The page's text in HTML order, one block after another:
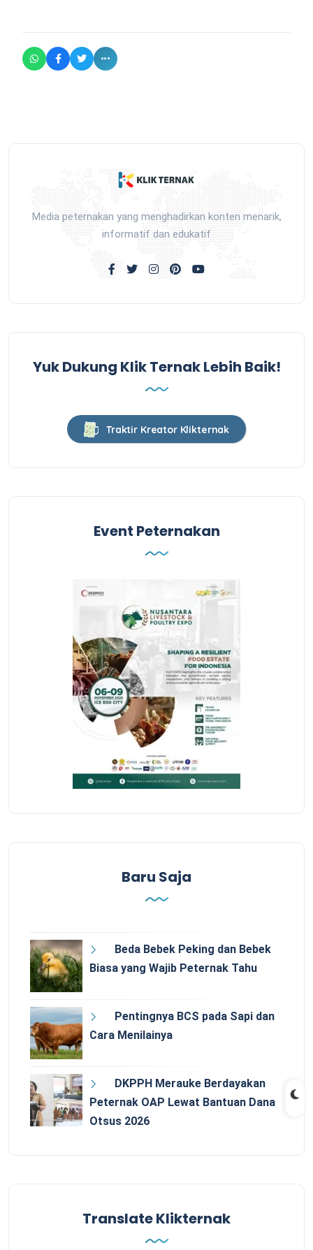
Media peternakan yang menghadirkan konten menarik,
informatif dan edukatif
Yuk Dukung Klik Ternak Lebih Baik!
Traktir Kreator Klikternak
Event Peternakan
Baru Saja
Beda Bebek Peking dan Bebek
Biasa yang Wajib Peternak Tahu
Pentingnya BCS pada Sapi dan
Cara Menilainya
DKPPH Merauke Berdayakan
Peternak OAP Lewat Bantuan Dana
Otsus 2026
Translate Klikternak